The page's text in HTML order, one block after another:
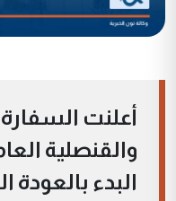
أعلنت السفارة
والقنصلية
البدء بالعودة